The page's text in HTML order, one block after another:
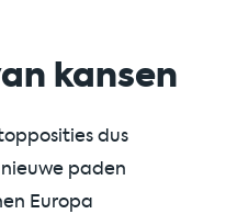
kansen
dus
paden
Europa